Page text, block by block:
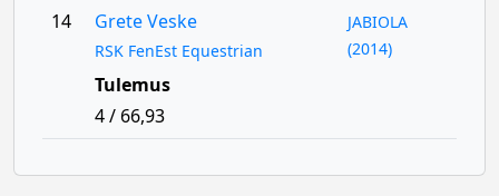
14
Grete Veske
RSK FenEst Equestrian
JABIOLA
(2014)
Tulemus
4 / 66,93